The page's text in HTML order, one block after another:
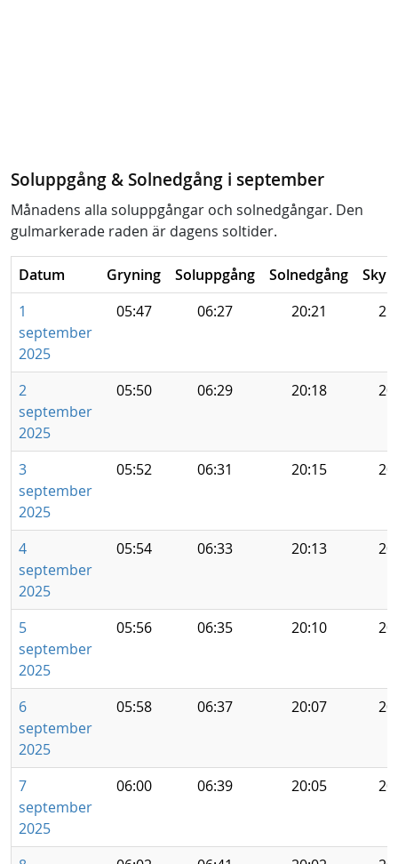
Soluppgång & Solnedgång i september
Månadens alla soluppgångar och solnedgångar. Den
gulmarkerade raden är dagens soltider.
Datum Gryning Soluppgång Solnedgång
1
september
2025
05:47 06:27 20:21
2
september
2025
05:50 06:29 20:18
3
september
2025
05:52 06:31 20:15
4
september
2025
05:54 06:33 20:13
5
september
2025
05:56 06:35 20:10
6
september
2025
05:58 06:37 20:07
7
september
2025
06:00 06:39 20:05